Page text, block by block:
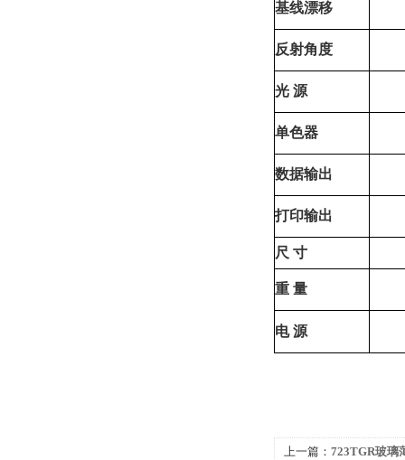
基线漂移
反射角 度
光 源
单色器
数据输出
打印输出
尺 寸
重 量
电 源
上一篇： 723TGR玻璃